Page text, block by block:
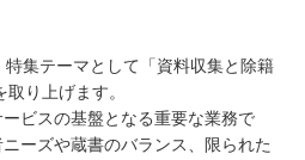
特集テーマとして「資料収集と除籍
り上げます。
ビスの基盤となる重要な業務で
ーズや蔵書のバランス、限られた